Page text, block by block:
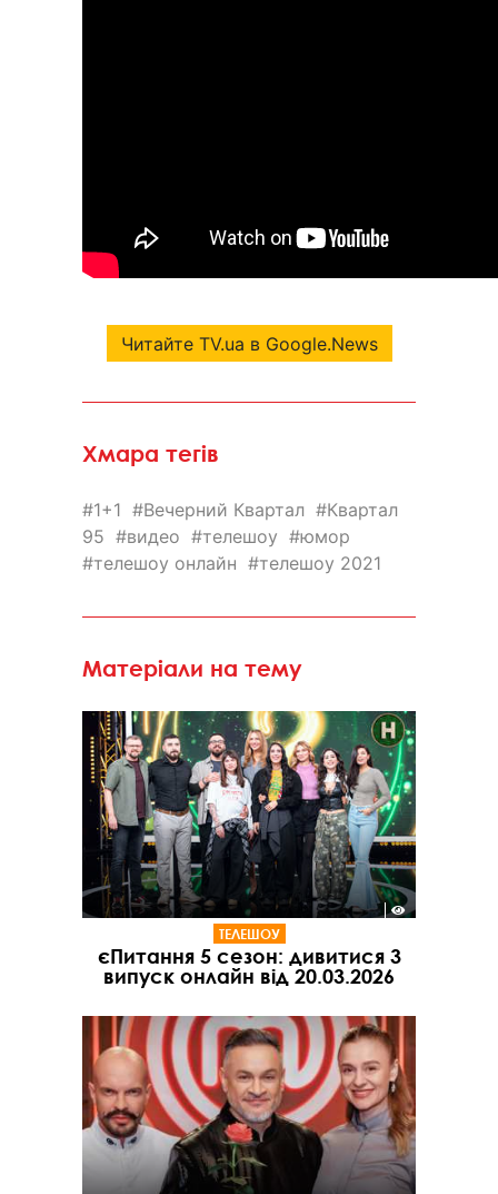
Читайте TV.ua в Google.News
Хмара тегів
1+1 Вечерний Квартал
Квартал
95
видео телешоу
юмор
телешоу онлайн
телешоу 2021
Матеріали на тему
ТЕЛЕШОУ
єПитання 5 сезон: дивитися 3
випуск онлайн від 20.03.2026